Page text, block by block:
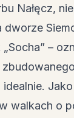
Nałęcz,
dworze
–
idealnie.
w walkach o